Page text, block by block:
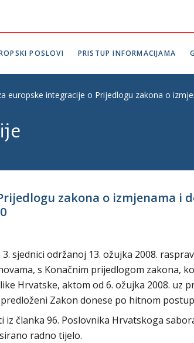
POSLOVI PRISTUP INFORMACIJAMA
europske integracije o Prijedlogu zakona o
zakona o izmjenama i
sjednici održanoj 13. ožujka 2008.
s Konačnim prijedlogom zakona,
Hrvatske, aktom od 6. ožujka 2008. uz
Zakon donese po hitnom
članka 96. Poslovnika Hrvatskoga
radno tijelo.